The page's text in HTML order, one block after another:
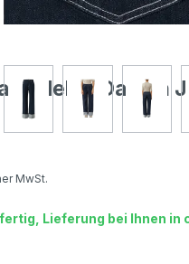
Wideleg Damen
MwSt.
Lieferung bei Ihnen in